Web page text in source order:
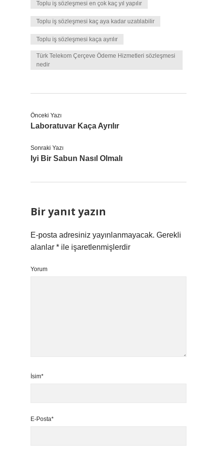
Toplu iş sözleşmesi en çok kaç yıl yapılır
Toplu iş sözleşmesi kaç aya kadar uzatılabilir
Toplu iş sözleşmesi kaça ayrılır
Türk Telekom Çerçeve Ödeme Hizmetleri sözleşmesi
nedir
Önceki Yazı
Laboratuvar Kaça Ayrılır
Sonraki Yazı
Iyi Bir Sabun Nasıl Olmalı
Bir yanıt yazın
E-posta adresiniz yayınlanmayacak. Gerekli
alanlar * ile işaretlenmişlerdir
Yorum
İsim*
E-Posta*